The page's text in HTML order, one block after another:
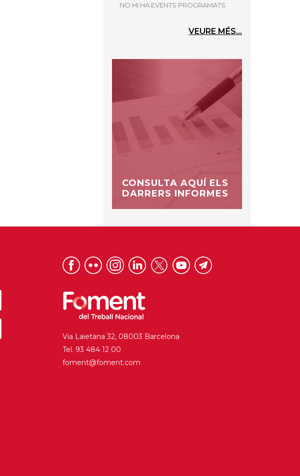
NO HI HA EVENTS PROGRAMATS
VEURE MÉS...
CONSULTA AQUÍ ELS
DARRERS INFORMES
Via Laietana 32, 08003 Barcelona
Tel. 93 484 12 00
foment@foment.com